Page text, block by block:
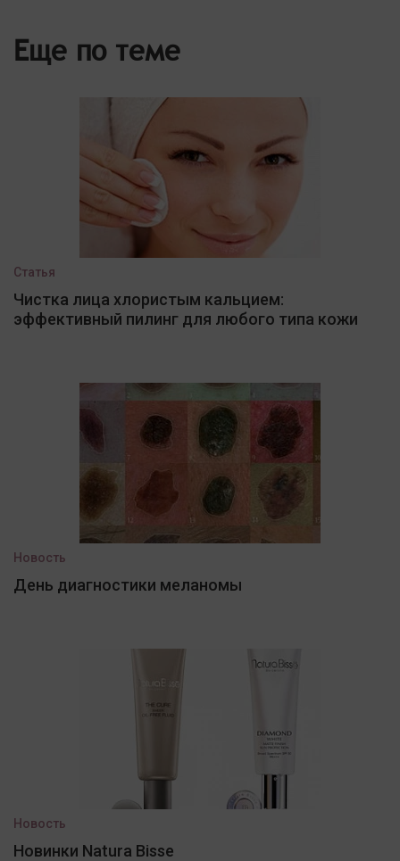
Еще по теме
Статья
Чистка лица хлористым кальцием:
эффективный пилинг для любого типа кожи
Новость
День диагностики меланомы
Новость
Новинки Natura Bisse